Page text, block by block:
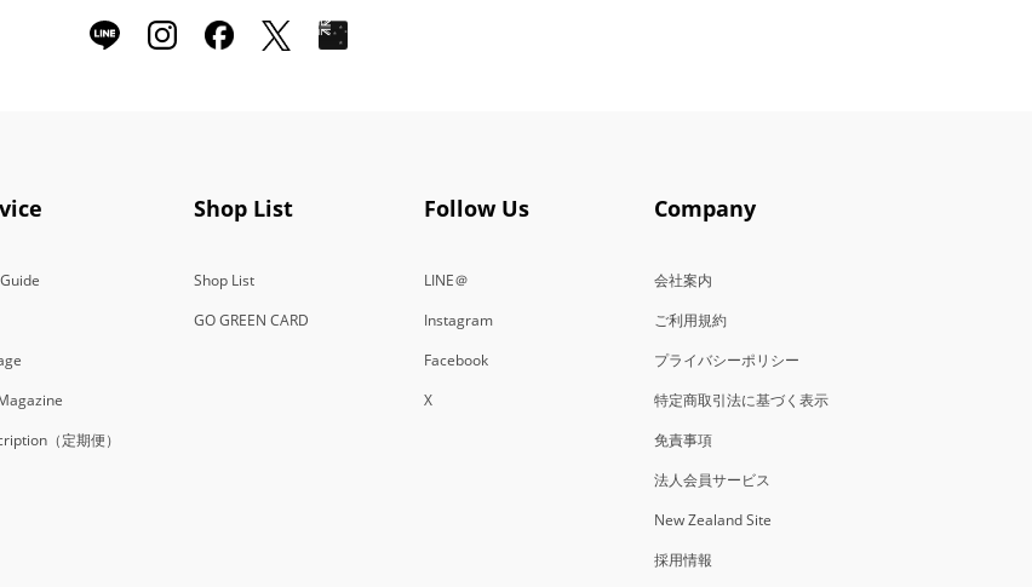
（定期便）
Shop List
Shop List
GO GREEN CARD
Follow Us
LINE＠
Instagram
Facebook
X
Company
会社案内
ご利用規約
プライバシーポリシー
特定商取引法に基づく表示
免責事項
法人会員サービス
New Zealand Site
採用情報